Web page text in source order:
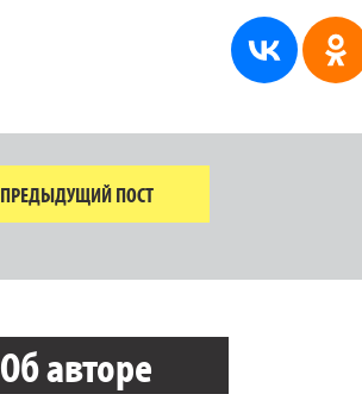
ПРЕДЫДУЩИЙ ПОСТ
Об авторе